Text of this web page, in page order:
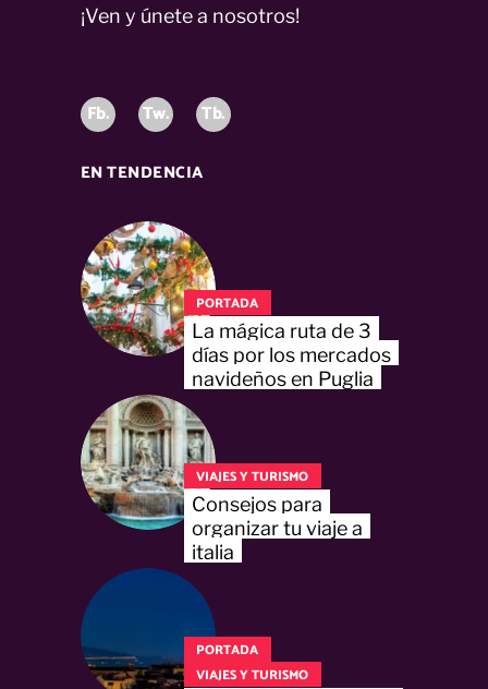
¡Ven y únete a nosotros!
Fb. Tw. Tb.
EN TENDENCIA
PORTADA
La mágica ruta de 3
días por los mercados
navideños en Puglia
VIAJES Y TURISMO
Consejos para
organizar tu viaje a
italia
PORTADA
VIAJES Y TURISMO